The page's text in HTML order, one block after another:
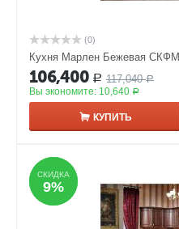
(0)
Кухня Марлен Бежевая СКФМ
106,400 Р 117,040 Р
Вы экономите: 10,640 Р
КУПИТЬ
СКИДКА
9%
СКИДКА
9%